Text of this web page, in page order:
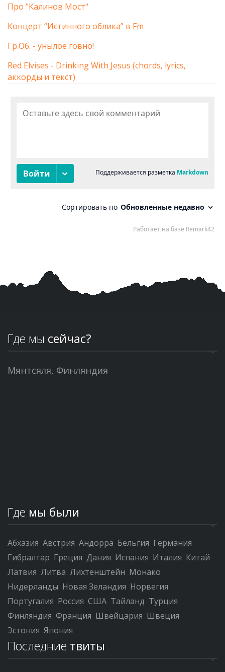
Про "Калинов Мост"
Концерт “Истинного облика” в Fm
Гр.Об. - унылое говно!
Red Elvises - Drinking With Jesus (chords, lyrics,
аккорды и текст)
Где мы сейчас?
Мянтсяля, Финляндия
Где мы были
Абхазия Австрия Андорра Бельгия Германия
Гибралтар Греция Дания Испания Италия Китай
Латвия Литва Лихтенштейн Монако
Нидерланды Новая Зеландия Норвегия
Португалия Россия США Тайланд Турция
Финляндия Франция Швейцария Швеция
Эстония Япония
Последние твиты